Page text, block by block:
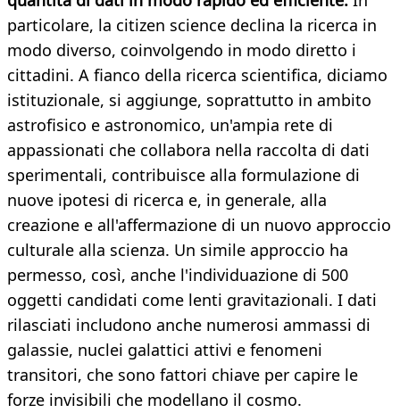
particolare, la citizen science declina la ricerca in
modo diverso, coinvolgendo in modo diretto i
cittadini. A fianco della ricerca scientifica, diciamo
istituzionale, si aggiunge, soprattutto in ambito
astrofisico e astronomico, un'ampia rete di
appassionati che collabora nella raccolta di dati
sperimentali, contribuisce alla formulazione di
nuove ipotesi di ricerca e, in generale, alla
creazione e all'affermazione di un nuovo approccio
culturale alla scienza. Un simile approccio ha
permesso, così, anche l'individuazione di 500
oggetti candidati come lenti gravitazionali. I dati
rilasciati includono anche numerosi ammassi di
galassie, nuclei galattici attivi e fenomeni
transitori, che sono fattori chiave per capire le
forze invisibili che modellano il cosmo.